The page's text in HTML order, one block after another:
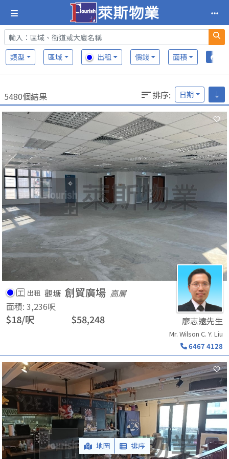
類型 區域 出租 價錢 面積
5480個結果 排序: 日期 ↓
工 出租 觀塘 創貿廣場 高層
面積: 3,236呎
$18/呎 $58,248 廖志遠先生
Mr. Wilson C. Y. Liu
6467 4128
地圖 排序